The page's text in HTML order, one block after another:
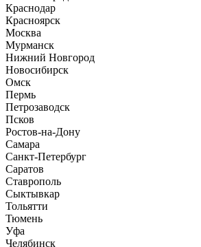
Краснодар
Красноярск
Москва
Мурманск
Нижний Новгород
Новосибирск
Омск
Пермь
Петрозаводск
Псков
Ростов-на-Дону
Самара
Санкт-Петербург
Саратов
Ставрополь
Сыктывкар
Тольятти
Тюмень
Уфа
Челябинск